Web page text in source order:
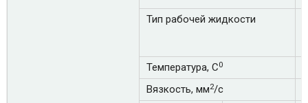
Тип рабочей жидкости
Температура, С0
Вязкость, мм2/с